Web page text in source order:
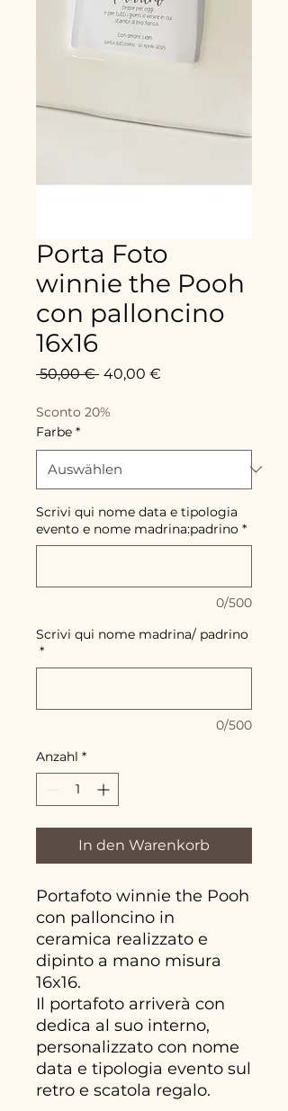
Porta Foto
winnie the Pooh
con palloncino
16x16
50,00 € Standardpreis
40,00 €
Sconto 20%
Farbe *
Scrivi qui nome data e tipologia
evento e nome madrina:padrino *
0/500
Scrivi qui nome madrina/ padrino
*
0/500
Anzahl *
In den Warenkorb
Portafoto winnie the Pooh
con palloncino in
ceramica realizzato e
dipinto a mano misura
16x16.
Il portafoto arriverà con
dedica al suo interno,
personalizzato con nome
data e tipologia evento sul
retro e scatola regalo.